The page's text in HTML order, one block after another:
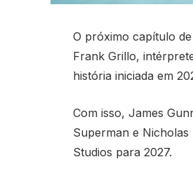
O próximo capítulo
Frank Grillo,
história iniciada em
Com isso, James
Superman e
Studios para 2027.